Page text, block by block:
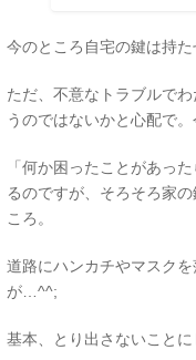
今のところ自宅の鍵は持た
ただ、不意なトラブルで
うのではないかと心配で
「何か困ったことがあっ
るのですが、そろそろ家
ころ。
道路にハンカチやマスク
が…^^;
基本、とり出さないこと